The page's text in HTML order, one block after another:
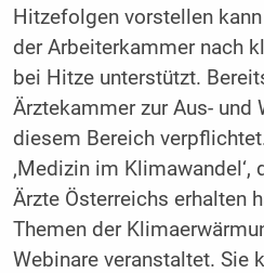
Hitzefolgen vorstellen
der Arbeiterkammer nach
bei Hitze unterstützt.
Ärztekammer zur Aus- und
diesem Bereich
‚Medizin im Klimawandel‘,
Ärzte Österreichs erhalten
Themen der
Webinare veranstaltet. Sie